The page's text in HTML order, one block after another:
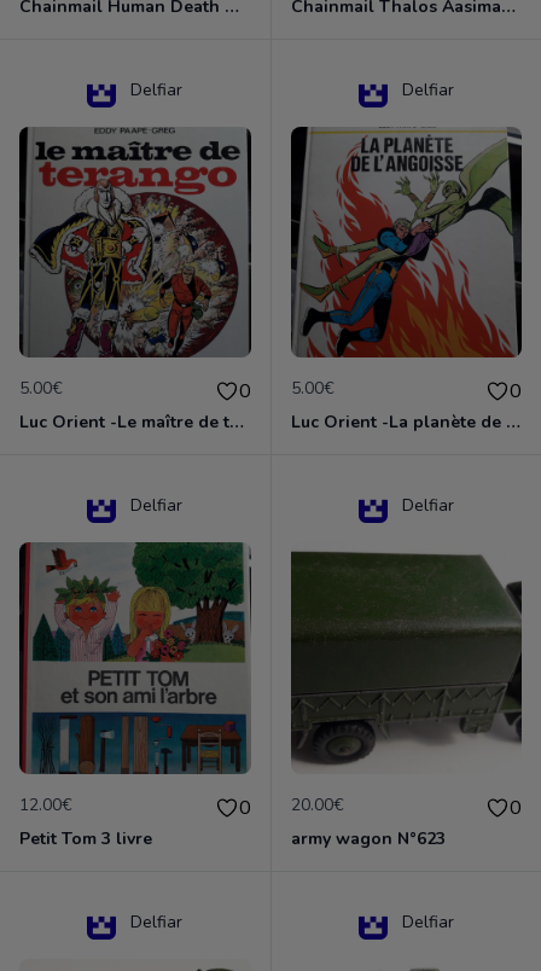
Chainmail Human Death Cleric Chainmail Thalos Aasimar Cleric
Delfiar
5.00€ 0
Luc Orient -Le maître de terango
Delfiar
5.00€ 0
Luc Orient -La planète de l'angoisse
Delfiar
12.00€ 0
Petit Tom 3 livre
Delfiar
20.00€ 0
army wagon N°623
Delfiar Delfiar